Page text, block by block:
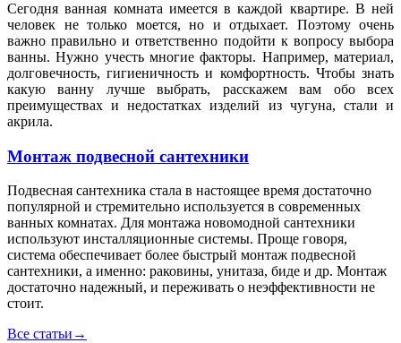
Сегодня ванная комната имеется в каждой квартире. В ней
человек не только моется, но и отдыхает. Поэтому очень
важно правильно и ответственно подойти к вопросу выбора
ванны. Нужно учесть многие факторы. Например, материал,
долговечность, гигиеничность и комфортность. Чтобы знать
какую ванну лучше выбрать, расскажем вам обо всех
преимуществах и недостатках изделий из чугуна, стали и
акрила.
Монтаж подвесной сантехники
Подвесная сантехника стала в настоящее время достаточно
популярной и стремительно используется в современных
ванных комнатах. Для монтажа новомодной сантехники
используют инсталляционные системы. Проще говоря,
система обеспечивает более быстрый монтаж подвесной
сантехники, а именно: раковины, унитаза, биде и др. Монтаж
достаточно надежный, и переживать о неэффективности не
стоит.
Все статьи →